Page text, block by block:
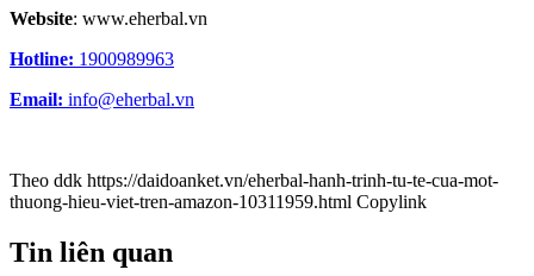
Website: www.eherbal.vn
Hotline: 1900989963
Email: info@eherbal.vn
Theo ddk https://daidoanket.vn/eherbal-hanh-trinh-tu-te-cua-mot-
thuong-hieu-viet-tren-amazon-10311959.html Copylink
Tin liên quan